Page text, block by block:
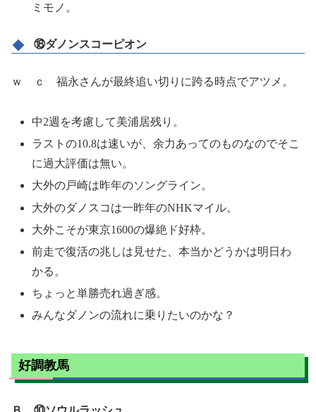
ミモノ。
⑱ダノンスコーピオン
ｗ ｃ 福永さんが最終追い切りに跨る時点でアツメ。
中2週を考慮して美浦居残り。
ラストの10.8は速いが、余力あってのものなのでそこ
に過大評価は無い。
大外の戸崎は昨年のソングライン。
大外のダノスコは一昨年のNHKマイル。
大外こそが東京1600の爆絶ド好枠。
前走で復活の兆しは見せた、本当かどうかは明日わ
かる。
ちょっと単勝売れ過ぎ感。
みんなダノンの流れに乗りたいのかな？
好調教馬